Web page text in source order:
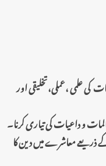
علمی ،عملی،تخلیقی اور
و داعیات کی تیاری کرنا۔
ذریعے معاشرے میں دین کا